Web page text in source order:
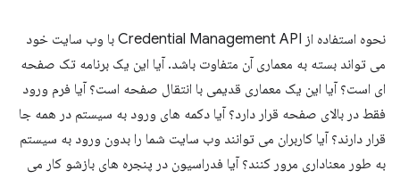
نحوه استفاده از Credential Management API با وب سایت خود
می تواند بسته به معماری آن متفاوت باشد. آیا این یک برنامه تک صفحه
ای است؟ آیا این یک معماری قدیمی با انتقال صفحه است؟ آیا فرم ورود
فقط در بالای صفحه قرار دارد؟ آیا دکمه های ورود به سیستم در همه جا
قرار دارند؟ آیا کاربران می توانند وب سایت شما را بدون ورود به سیستم
به طور معناداری مرور کنند؟ آیا فدراسیون در پنجره های بازشو کار می